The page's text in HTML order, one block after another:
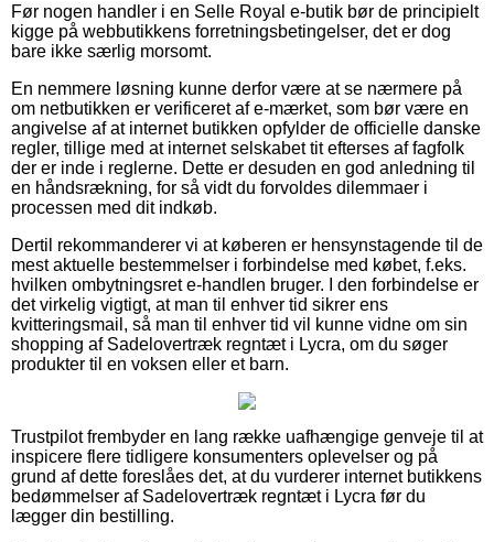
Før nogen handler i en Selle Royal e-butik bør de principielt
kigge på webbutikkens forretningsbetingelser, det er dog
bare ikke særlig morsomt.
En nemmere løsning kunne derfor være at se nærmere på
om netbutikken er verificeret af e-mærket, som bør være en
angivelse af at internet butikken opfylder de officielle danske
regler, tillige med at internet selskabet tit efterses af fagfolk
der er inde i reglerne. Dette er desuden en god anledning til
en håndsrækning, for så vidt du forvoldes dilemmaer i
processen med dit indkøb.
Dertil rekommanderer vi at køberen er hensynstagende til de
mest aktuelle bestemmelser i forbindelse med købet, f.eks.
hvilken ombytningsret e-handlen bruger. I den forbindelse er
det virkelig vigtigt, at man til enhver tid sikrer ens
kvitteringsmail, så man til enhver tid vil kunne vidne om sin
shopping af Sadelovertræk regntæt i Lycra, om du søger
produkter til en voksen eller et barn.
Trustpilot frembyder en lang række uafhængige genveje til at
inspicere flere tidligere konsumenters oplevelser og på
grund af dette foreslåes det, at du vurderer internet butikkens
bedømmelser af Sadelovertræk regntæt i Lycra før du
lægger din bestilling.